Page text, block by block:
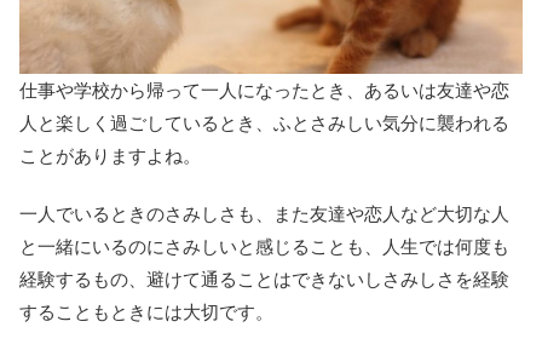
仕事や学校から帰って一人になったとき、あるいは友達や恋
人と楽しく過ごしているとき、ふとさみしい気分に襲われる
ことがありますよね。
一人でいるときのさみしさも、また友達や恋人など大切な人
と一緒にいるのにさみしいと感じることも、人生では何度も
経験するもの、避けて通ることはできないしさみしさを経験
することもときには大切です。